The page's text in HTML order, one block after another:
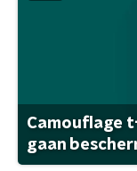
Camouflage
gaan